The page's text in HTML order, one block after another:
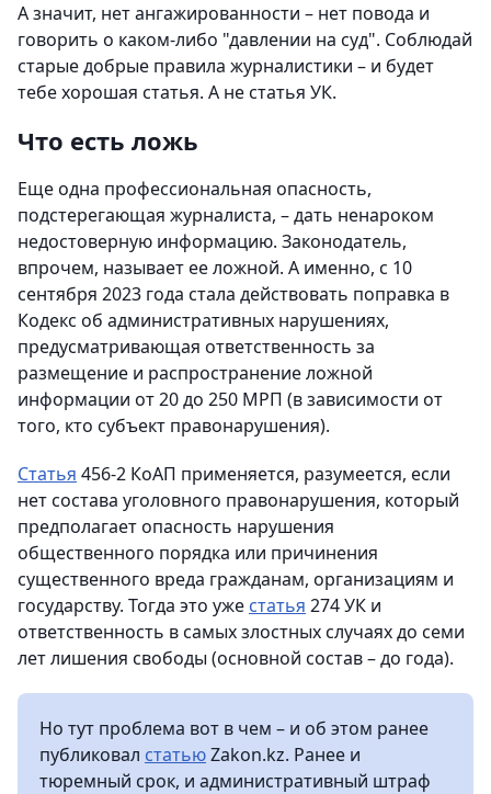
А значит, нет ангажированности – нет повода и
говорить о каком-либо "давлении на суд". Соблюдай
старые добрые правила журналистики – и будет
тебе хорошая статья. А не статья УК.
Что есть ложь
Еще одна профессиональная опасность,
подстерегающая журналиста, – дать ненароком
недостоверную информацию. Законодатель,
впрочем, называет ее ложной. А именно, с 10
сентября 2023 года стала действовать поправка в
Кодекс об административных нарушениях,
предусматривающая ответственность за
размещение и распространение ложной
информации от 20 до 250 МРП (в зависимости от
того, кто субъект правонарушения).
Статья 456-2 КоАП применяется, разумеется, если
нет состава уголовного правонарушения, который
предполагает опасность нарушения
общественного порядка или причинения
существенного вреда гражданам, организациям и
государству. Тогда это уже статья 274 УК и
ответственность в самых злостных случаях до семи
лет лишения свободы (основной состав – до года).
Но тут проблема вот в чем – и об этом ранее
публиковал статьюZakon.kz. Ранее и
тюремный срок, и административный штраф